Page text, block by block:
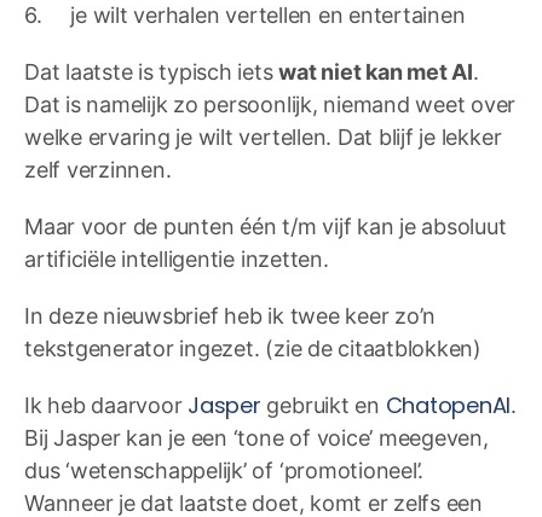
6. je wilt verhalen vertellen en entertainen
Dat laatste is typisch ietswat niet kan met AI.
Dat is namelijk zo persoonlijk, niemand weet over
welke ervaring je wilt vertellen. Dat blijf je lekker
zelf verzinnen.
Maar voor de punten één t/m vijf kan je absoluut
artificiële intelligentie inzetten.
In deze nieuwsbrief heb ik twee keer zo’n
tekstgenerator ingezet. (zie de citaatblokken)
Ik heb daarvoor Jasper gebruikt en ChatopenAI.
Bij Jasper kan je een ‘tone of voice’ meegeven,
dus ‘wetenschappelijk’ of ‘promotioneel’.
Wanneer je dat laatste doet, komt er zelfs een